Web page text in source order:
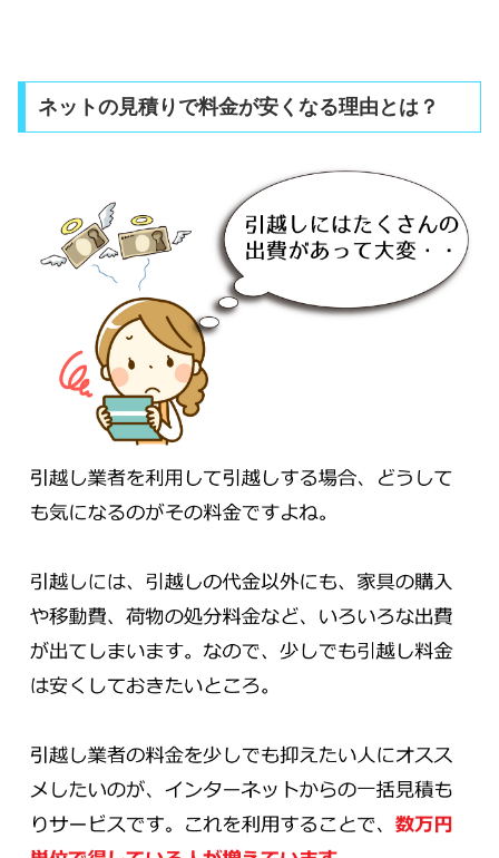
ネットの見積りで料金が安くなる理由とは？